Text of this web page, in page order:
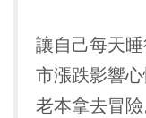
讓自己每天
市漲跌影響
老本拿去冒險